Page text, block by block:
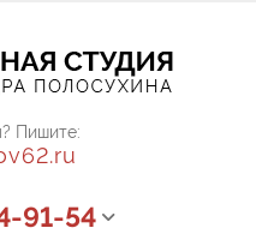
Пишите:
91-54